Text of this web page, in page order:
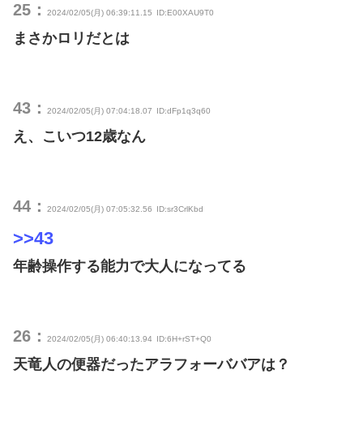
25： 2024/02/05(月) 06:39:11.15 ID:E00XAU9T0
まさかロリだとは
43： 2024/02/05(月) 07:04:18.07 ID:dFp1q3q60
え、こいつ12歳なん
44： 2024/02/05(月) 07:05:32.56 ID:sr3CrlKbd
>>43
年齢操作する能力で大人になってる
26： 2024/02/05(月) 06:40:13.94 ID:6H+rST+Q0
天竜人の便器だったアラフォーババアは？